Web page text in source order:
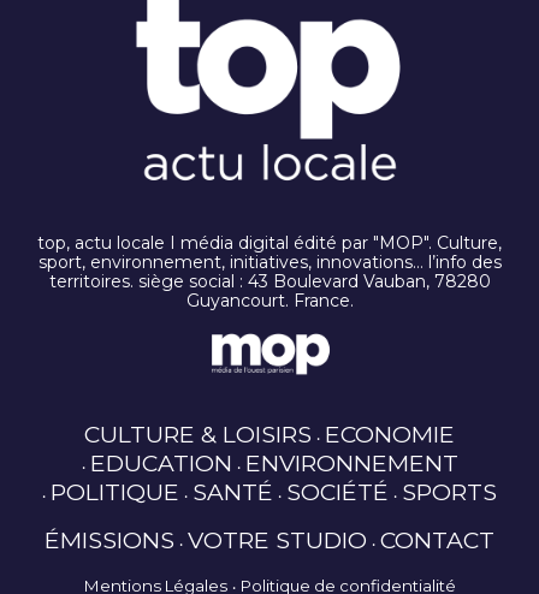
top, actu locale I média digital édité par "MOP". Culture,
sport, environnement, initiatives, innovations… l’info des
territoires. siège social : 43 Boulevard Vauban, 78280
Guyancourt. France.
CULTURE & LOISIRS ECONOMIE
EDUCATION ENVIRONNEMENT
POLITIQUE SANTÉ SOCIÉTÉ SPORTS
ÉMISSIONS VOTRE STUDIO CONTACT
Mentions Légales Politique de confidentialité